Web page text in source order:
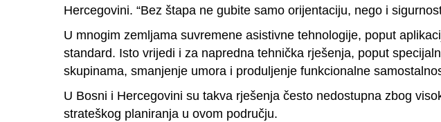
Hercegovini. “Bez štapa ne gubite samo orijentaciju, nego i
U mnogim zemljama suvremene asistivne tehnologije, poput
standard. Isto vrijedi i za napredna tehnička rješenja, poput
skupinama, smanjenje umora i produljenje funkcionalne
U Bosni i Hercegovini su takva rješenja često nedostupna zbog
strateškog planiranja u ovom području.